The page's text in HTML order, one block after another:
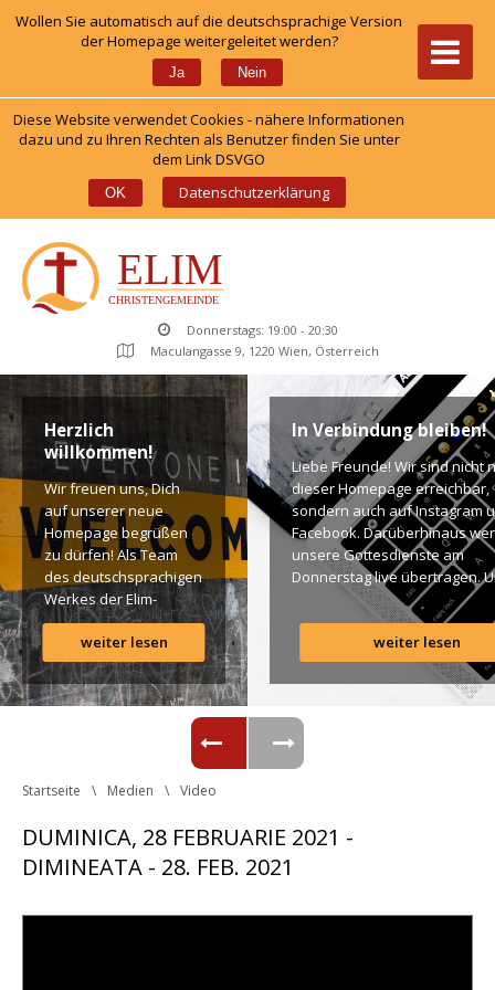
Wollen Sie automatisch auf die deutschsprachige Version
der Homepage weitergeleitet werden?
Ja Nein
Diese Website verwendet Cookies - nähere Informationen
dazu und zu Ihren Rechten als Benutzer finden Sie unter
dem Link DSVGO
OK Datenschutzerklärung
Donnerstags: 19:00 - 20:30
Maculangasse 9, 1220 Wien, Österreich
Herzlich
willkommen!
Wir freuen uns, Dich
auf unserer neue
Homepage begrüßen
zu dürfen! Als Team
des deutschsprachigen
Werkes der Elim-
Gemeinde ist es für
uns ein großes
Anliegen […]
weiter lesen
In Verbindung bleiben!
Liebe Freunde! Wir sind nicht
dieser Homepage erreichbar,
ondern auch auf Instagram
Facebook. Darüberhinaus
unsere Gottesdienste am
Donnerstag live übertragen.
findet Ihr dazu alle Links.
Segen! Live-Übertragung
Gottesdienst: http://
Instagram: http://elim.wien
Facebook:
https://www.facebook.com/
Photo by iabzd on Unsplash
weiter lesen
Startseite Medien Video
DUMINICA, 28 FEBRUARIE 2021 -
DIMINEATA - 28. FEB. 2021